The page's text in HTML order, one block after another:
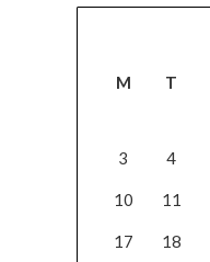
M T
3 4
10 11
17 18